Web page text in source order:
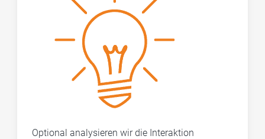
Optional analysieren wir die Interaktion